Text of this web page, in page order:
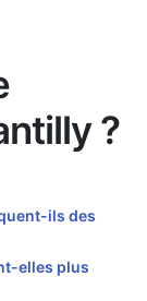
?
ils des
elles plus